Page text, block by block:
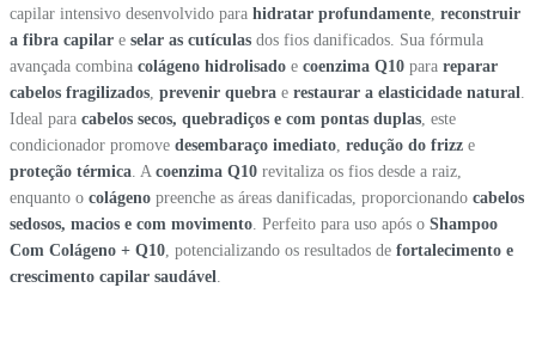
capilar intensivo desenvolvido para hidratar profundamente reconstruir
a fibra capilar e selar as cutículas dos fios danificados. Sua fórmula
avançada combina colágeno hidrolisado e coenzima Q10 para reparar
cabelos fragilizados prevenir quebra e restaurar a elasticidade natural
Ideal para cabelos secos, quebradiços e com pontas duplas , este
condicionador promove desembaraço imediato redução do frizz e
proteção térmica . A coenzima Q10 revitaliza os fios desde a raiz,
enquanto o colágeno preenche as áreas danificadas, proporcionando cabelos
sedosos, macios e com movimento . Perfeito para uso após o Shampoo
Com Colágeno + Q10 , potencializando os resultados de fortalecimento e
crescimento capilar saudável